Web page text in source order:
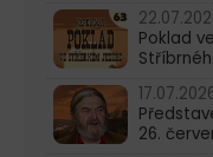
Poklad
26.